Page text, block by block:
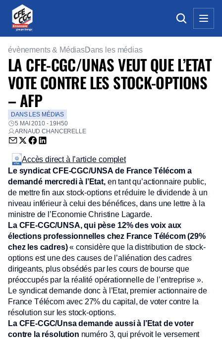
évènements & MédiasDans les médias
LA CFE-CGC/UNAS VEUT QUE L’ETAT
VOTE CONTRE LES STOCK-OPTIONS
– AFP
DANS LES MÉDIAS
5 MAI 2010 - 19H50
ARNAUD CHANCERELLE
Envoyer par email (nouvelle fenêtre)
Partager sur Twitter (nouvelle fenêtre)
Partager sur Facebook (nouvelle fenêtre)
Partager sur LinkedIn (nouvelle fenêtre)
Accès direct à l’article complet
Le syndicat CFE-CGC/UNSA de France Télécom a
demandé mercredi à l’Etat,en tant qu’actionnaire public,
de mettre fin aux stock-options et réduire le dividende à un
niveau inférieur à celui des bénéfices, dans une lettre à la
ministre de l’Economie Christine Lagarde.
La CFE-CGC/UNSA, qui pèse 12% des voix aux
élections professionnelles chez France Télécom (29%
chez les cadres)« considère que la distribution de stock-
options est une des causes de l’aliénation des cadres
dirigeants, plus obsédés par les cours de bourse que
préoccupés par la réalité opérationnelle de l’entreprise ».
Le syndicat demande donc à l’Etat, premier actionnaire de
France Télécom avec 27% du capital, de voter contre la
résolution sur les stock-options.
La CFE-CGC/Unsa demande aussi à l’Etat de voter
contre la résolution numéro 3, qui prévoit le versement